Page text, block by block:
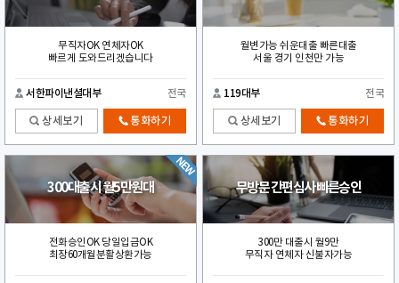
무직자OK 연체자OK
빠르게 도와드리겠습니다
서한파이낸셜대부 전국
상세보기 통화하기
월변가능 쉬운대출 빠른대출
서울 경기 인천만 가능
119대부 전국
상세보기 통화하기
300대출시 월5만원대
전화승인OK 당일입금OK
최장60개월분활상환가능
무방문 간편심사 빠른승인
300만 대출시 월9만
무직자 연체자 신불자가능